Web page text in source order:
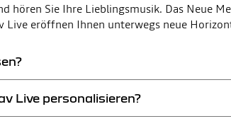
hören Sie Ihre Lieblingsmusik. Das Neue
Live eröffnen Ihnen unterwegs neue
individuell anpassen. Sie können zum
Live personalisieren?